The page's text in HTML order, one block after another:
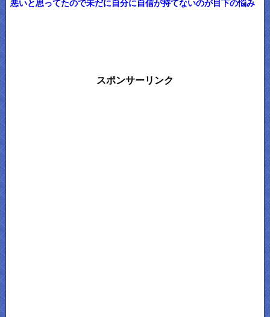
悪いと思ってたので未だに自分に自信が持てないのが目下の悩み
スポンサーリンク